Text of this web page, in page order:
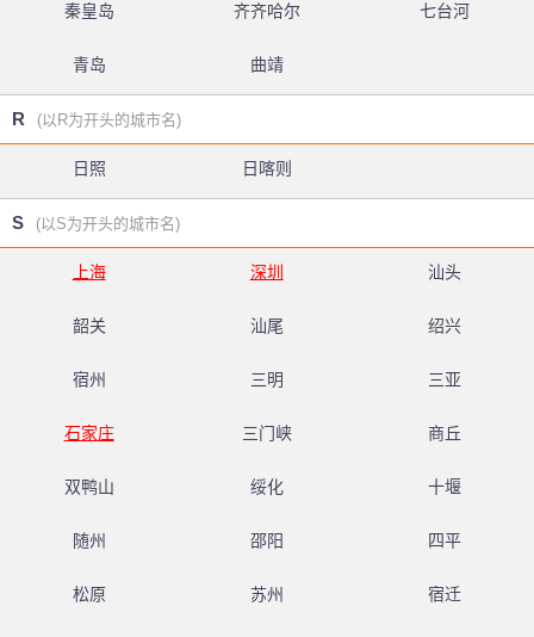
秦皇岛 齐齐哈尔 七台河
青岛 曲靖
R (以R为开头的城市名)
日照 日喀则
S (以S为开头的城市名)
上海 深圳 汕头
韶关 汕尾 绍兴
宿州 三明 三亚
石家庄 三门峡 商丘
双鸭山 绥化 十堰
随州 邵阳 四平
松原 苏州 宿迁